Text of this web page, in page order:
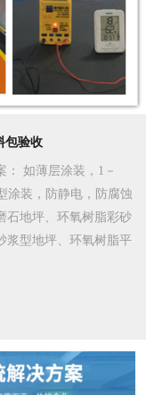
包验收
： 如薄层涂装，1－
涂装，防静电，防腐蚀
石地坪、环氧树脂彩砂
浆型地坪、环氧树脂平